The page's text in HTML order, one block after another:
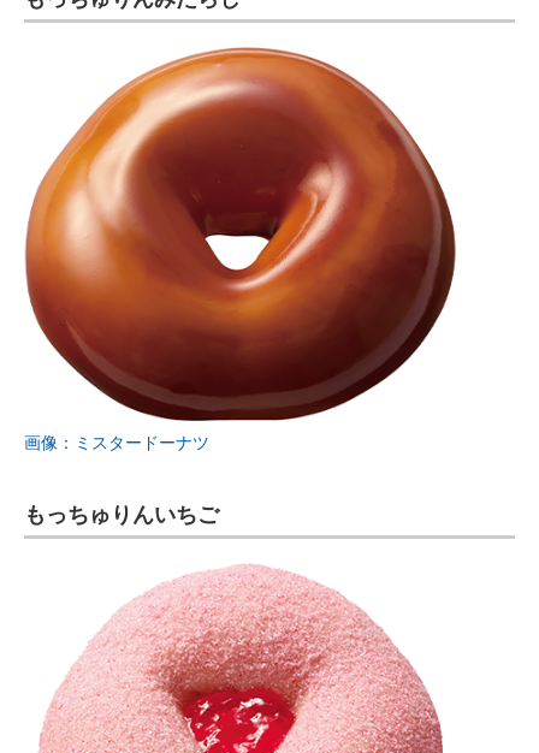
画像：ミスタードーナツ
もっちゅりんいちご